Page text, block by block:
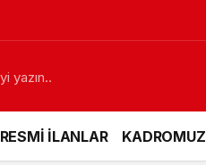
RESMİ İLANLAR KADROMUZ